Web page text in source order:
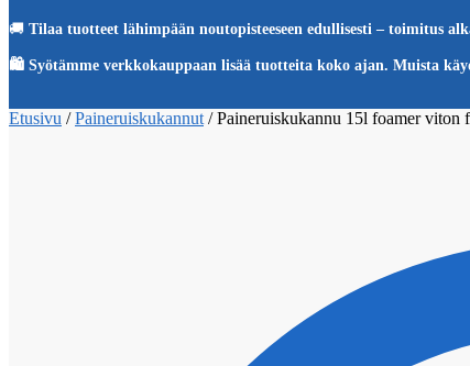
🚚 Tilaa tuotteet lähimpään noutopisteeseen edullisesti – toimitus
🛍️ Syötämme verkkokauppaan lisää tuotteita koko ajan. Muista
Etusivu /Paineruiskukannut /Paineruiskukannu 15l foamer viton